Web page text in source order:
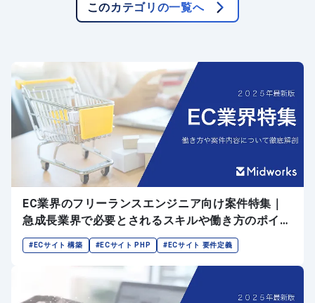
このカテゴリの一覧へ
EC業界のフリーランスエンジニア向け案件特集｜
急成長業界で必要とされるスキルや働き方のポイン
トもご紹介
#ECサイト 構築 #ECサイト PHP #ECサイト 要件定義